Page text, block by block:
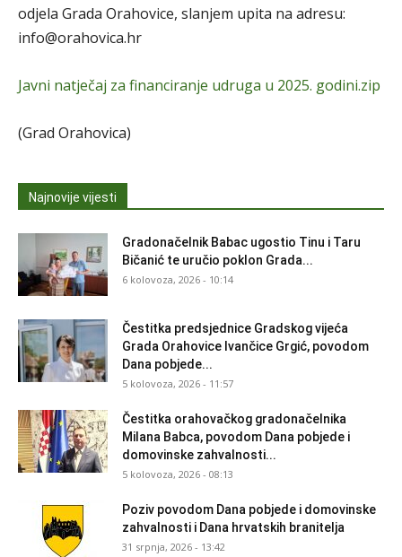
odjela Grada Orahovice, slanjem upita na adresu:
info@orahovica.hr
Javni natječaj za financiranje udruga u 2025. godini.zip
(Grad Orahovica)
Najnovije vijesti
Gradonačelnik Babac ugostio Tinu i Taru
Bičanić te uručio poklon Grada...
6 kolovoza, 2026 - 10:14
Čestitka predsjednice Gradskog vijeća
Grada Orahovice Ivančice Grgić, povodom
Dana pobjede...
5 kolovoza, 2026 - 11:57
Čestitka orahovačkog gradonačelnika
Milana Babca, povodom Dana pobjede i
domovinske zahvalnosti...
5 kolovoza, 2026 - 08:13
Poziv povodom Dana pobjede i domovinske
zahvalnosti i Dana hrvatskih branitelja
31 srpnja, 2026 - 13:42